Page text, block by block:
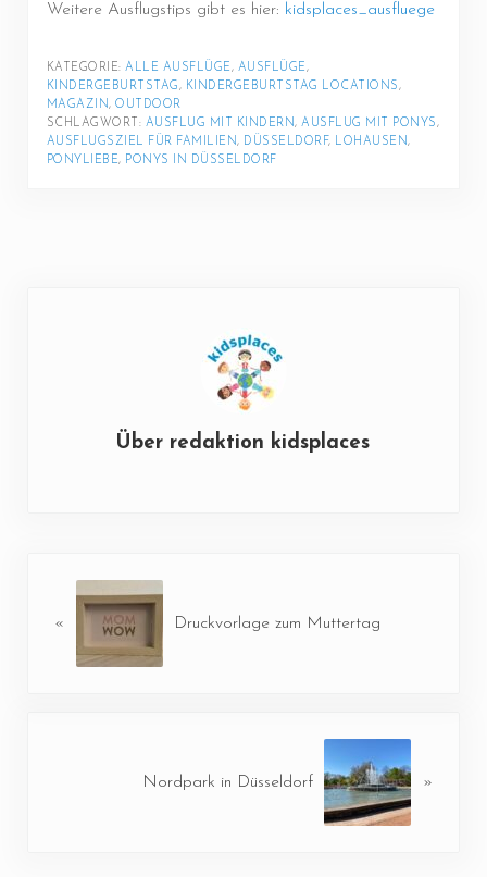
Weitere Ausflugstips gibt es hier: kidsplaces_ausfluege
KATEGORIE: ALLE AUSFLÜGE, AUSFLÜGE
KINDERGEBURTSTAG, KINDERGEBURTSTAG LOCATIONS
MAGAZIN, OUTDOOR
SCHLAGWORT: AUSFLUG MIT KINDERN, AUSFLUG MIT PONYS
AUSFLUGSZIEL FÜR FAMILIEN, DÜSSELDORF, LOHAUSEN
PONYLIEBE, PONYS IN DÜSSELDORF
Über redaktion kidsplaces
« Druckvorlage zum Muttertag
Nordpark in Düsseldorf »